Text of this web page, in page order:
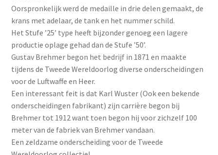
Oorspronkelijk werd de medaille in drie delen gemaakt, de
krans met adelaar, de tank en het nummer schild.
Het Stufe ’25’ type heeft bijzonder genoeg een lagere
productie oplage gehad dan de Stufe ’50’.
Gustav Brehmer begon het bedrijf in 1871 en maakte
tijdens de Tweede Wereldoorlog diverse onderscheidingen
voor de Luftwaffe en Heer.
Een interessant feit is dat Karl Wuster (Ook een bekende
onderscheidingen fabrikant) zijn carrière begon bij
Brehmer tot 1912 want toen begon hij voor zichzelf 100
meter van de fabriek van Brehmer vandaan.
Een zeldzame onderscheiding voor de Tweede